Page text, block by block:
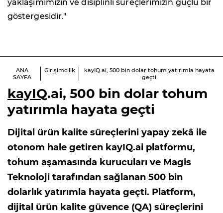
yaklaşımımızın ve disiplinli süreçlerimizin güçlü bir
göstergesidir."
ANA
SAYFA
Girişimcilik
kayIQ.ai, 500 bin dolar tohum yatırımla hayata
geçti
kayIQ.ai, 500 bin dolar tohum
yatırımla hayata geçti
Dijital ürün kalite süreçlerini yapay zekâ ile
otonom hale getiren kayIQ.ai platformu,
tohum aşamasında kurucuları ve Magis
Teknoloji tarafından sağlanan 500 bin
dolarlık yatırımla hayata geçti. Platform,
dijital ürün kalite güvence (QA) süreçlerini